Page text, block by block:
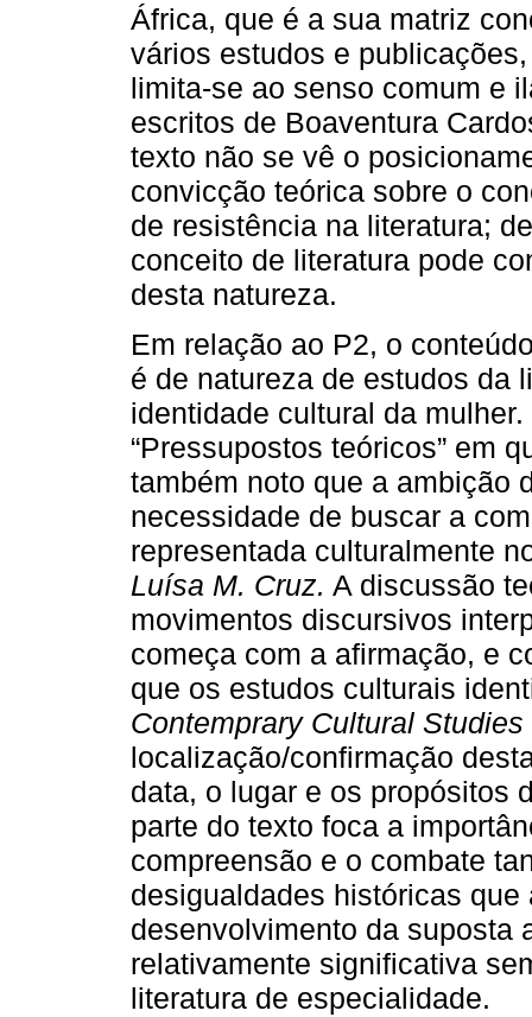
África, que é a sua matriz
vários estudos e
limita-se ao senso comum e
escritos de Boaventura
texto não se vê o
convicção teórica sobre o
de resistência na literatura;
conceito de literatura pode
desta natureza.
Em relação ao P2, o
é de natureza de estudos da
identidade cultural da
“Pressupostos teóricos” em
também noto que a ambição
necessidade de buscar a
representada culturalmente
Luísa M. Cruz. A discussão
movimentos discursivos
começa com a afirmação, e
que os estudos culturais
Contemprary Cultural Studies
localização/confirmação
data, o lugar e os propósitos
parte do texto foca a
compreensão e o combate
desigualdades históricas
desenvolvimento da suposta
relativamente significativa
literatura de especialidade.